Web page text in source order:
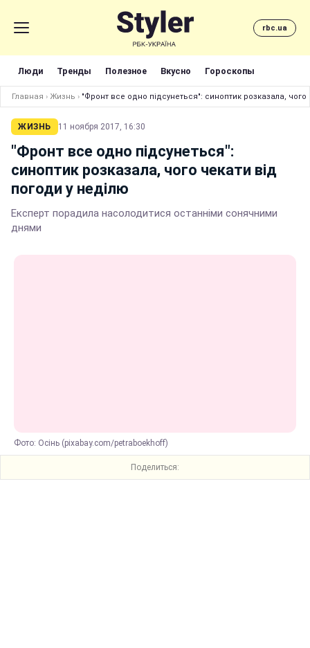
rbc.ua
Люди Тренды Полезное Вкусно Гороскопы
Главная › Жизнь › "Фронт все одно підсунеться": синоптик розказала, чого
ЖИЗНЬ 11 ноября 2017, 16:30
"Фронт все одно підсунеться":
синоптик розказала, чого чекати від
погоди у неділю
Експерт порадила насолодитися останніми сонячними
днями
Фото: Осінь (pixabay.com/petraboekhoff)
Поделиться: